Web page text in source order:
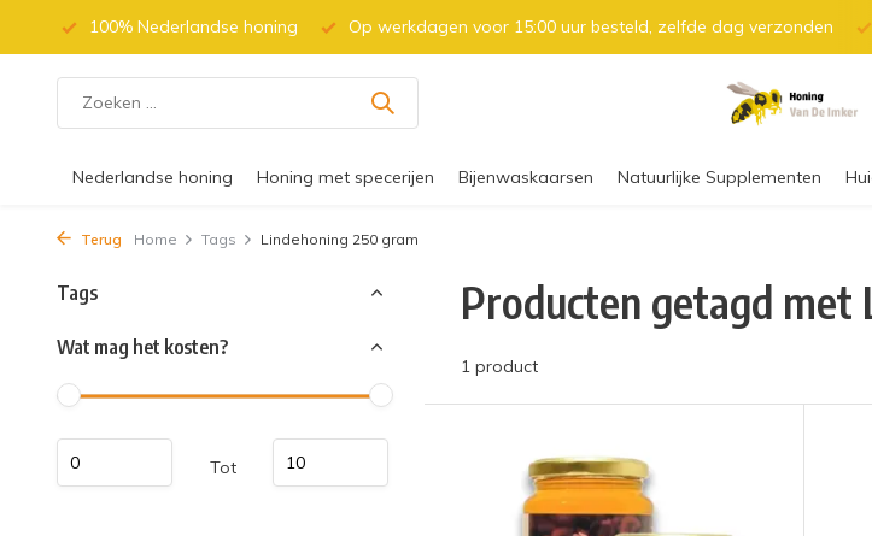
100% Nederlandse honing Op werkdagen voor 15:00 uur besteld, zelfde dag verzonden
Nederlandse honing Honing met specerijen Bijenwaskaarsen Natuurlijke Supplementen
Terug Home Tags Lindehoning 250 gram
Tags
Wat mag het kosten?
Tot
Producten getagd met
1 product